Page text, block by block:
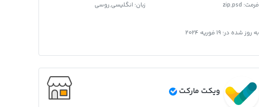
فرمت:
zip,psd زبان: انگلیسی,روسی
به روز شده در: 19 فوریه 2024
ویکت مارکت